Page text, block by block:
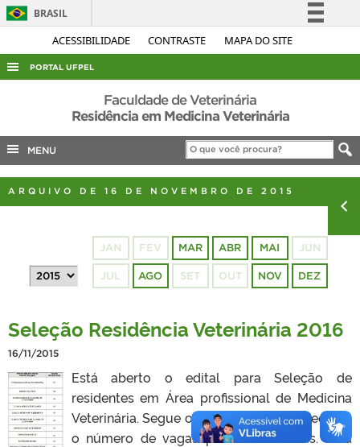
ACESSIBILIDADE CONTRASTE MAPA DO SITE
BRASIL
Simplifique!
Acesso à informação
Legislação
Canais
PORTAL UFPEL
ACESSO À INFORMAÇÃO
AUDITORIA
COBALTO
CONCURSOS
PORTARIAS
Faculdade de Veterinária
Residência em Medicina Veterinária
MENU
ARQUIVO DE 16 DE NOVEMBRO DE 2015
JAN FEV MAR ABR MAI JUN
JUL AGO SET OUT NOV DEZ
Seleção Residência Veterinária 2016
16/11/2015
Está aberto o edital para Seleção de
residentes em Área profissional de Medicina
Veterinária. Segue o cronograma da seleção e
o número de vagas para novas áreas. Para